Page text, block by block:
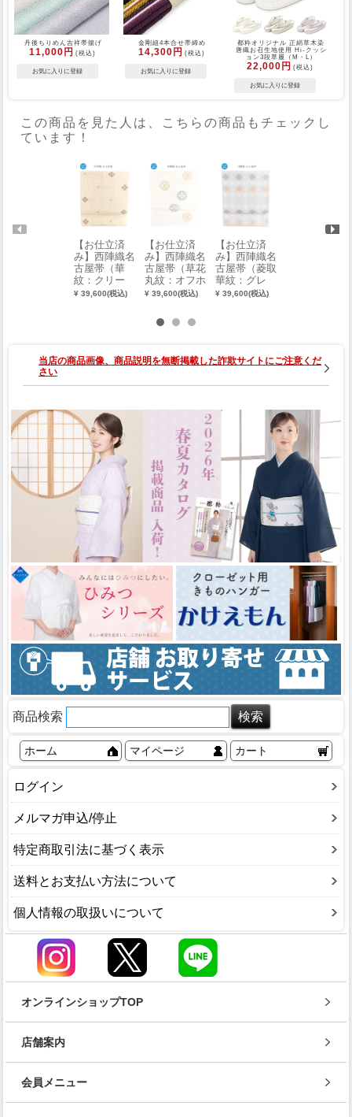
丹後ちりめん吉祥帯揚げ
11,000円 (税込)
金剛組4本合せ帯締め
14,300円 (税込)
都粋オリジナル 正絹草木染
唐織お召生地使用 Hi-クッシ
ョン3段草履（M・L）
22,000円 (税込)
この商品を見た人は、こちらの商品もチェックし
ています！
【お仕立済
み】西陣織名
古屋帯（華
紋：クリー
ム）
¥ 39,600(税込)
【お仕立済
み】西陣織名
古屋帯（草花
丸紋：オフホ
ワイト）
¥ 39,600(税込)
【お仕立済
み】西陣織名
古屋帯（菱取
華紋：グレ
ー）
¥ 39,600(税込)
当店の商品画像、商品説明を無断掲載した詐欺サイトにご注意くだ
さい
商品検索
ホーム マイページ カート
ログイン
メルマガ申込/停止
特定商取引法に基づく表示
送料とお支払い方法について
個人情報の取扱いについて
オンラインショップTOP
店舗案内
会員メニュー